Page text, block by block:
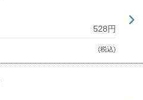
528円
(税込)